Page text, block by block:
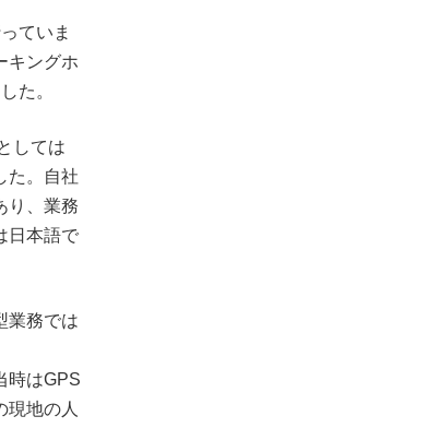
ていま
キングホ
た。
しては
た。自社
り、業務
日本語で
業務では
時はGPS
現地の人